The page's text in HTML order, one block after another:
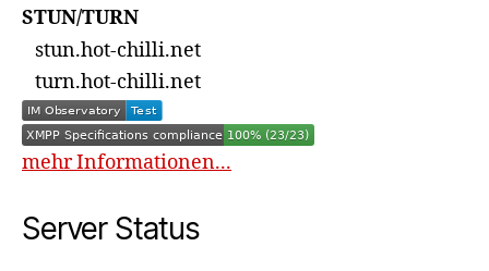
STUN/TURN
stun.hot-chilli.net
turn.hot-chilli.net
mehr Informationen...
Server Status